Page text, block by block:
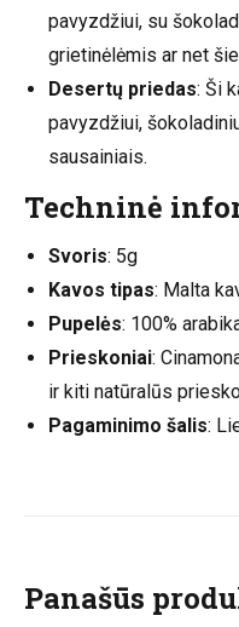
pavyzdžiui, su
grietinėlėmis ar net
Desertų priedas: Ši
pavyzdžiui,
sausainiais.
Techninė
Svoris: 5g
Kavos tipas: Malta
Pupelės: 100%
Prieskoniai:
ir kiti natūralūs
Pagaminimo šalis:
Panašūs